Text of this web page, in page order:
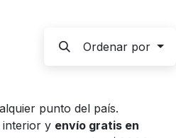
Ordenar por
punto del país.
interior y envío gratis en